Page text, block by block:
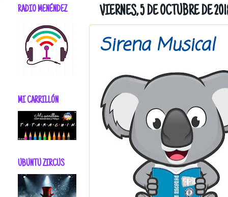
VIERNES, 5 DE OCTUBRE DE
Sirena Musical
RADIO MENÉNDEZ
MI CARRILLÓN
UBUNTU ZIRCUS